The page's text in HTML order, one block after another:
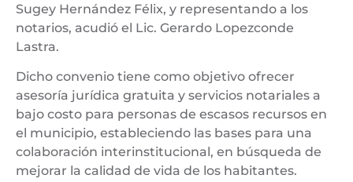
Sugey Hernández Félix, y representando a los
notarios, acudió el Lic. Gerardo Lopezconde
Lastra.
Dicho convenio tiene como objetivo ofrecer
asesoría jurídica gratuita y servicios notariales a
bajo costo para personas de escasos recursos en
el municipio, estableciendo las bases para una
colaboración interinstitucional, en búsqueda de
mejorar la calidad de vida de los habitantes.